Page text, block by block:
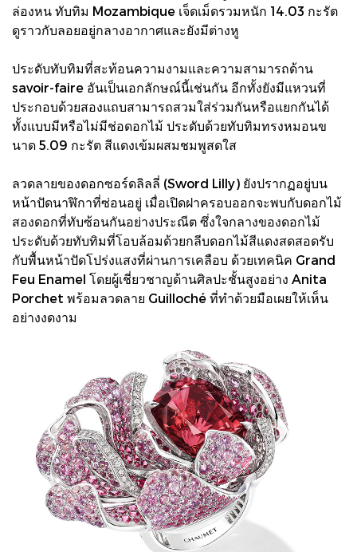
ล่องหน ทับทิม Mozambique เจ็ดเม็ดรวมหนัก 14.03 กะรัต
ดูราวกับลอยอยู่กลางอากาศและยังมีต่างหู
ประดับทับทิมที่สะท้อนความงามและความสามารถด้าน
savoir-faire อันเป็นเอกลักษณ์นี้เช่นกัน อีกทั้งยังมีแหวนที่
ประกอบด้วยสองแถบสามารถสวมใส่ร่วมกันหรือแยกกันได้
ทั้งแบบมีหรือไม่มีช่อดอกไม้ ประดับด้วยทับทิมทรงหมอนข
นาด 5.09 กะรัต สีแดงเข้มผสมชมพูสดใส
ลวดลายของดอกซอร์ดลิลลี่ (Sword Lilly) ยังปรากฏอยู่บน
หน้าปัดนาฬิกาที่ซ่อนอยู่ เมื่อเปิดฝาครอบออกจะพบกับดอกไม้
สองดอกที่ทับซ้อนกันอย่างประณีต ซึ่งใจกลางของดอกไม้
ประดับด้วยทับทิมที่โอบล้อมด้วยกลีบดอกไม้สีแดงสดสอดรับ
กับพื้นหน้าปัดโปร่งแสงที่ผ่านการเคลือบ ด้วยเทคนิค Grand
Feu Enamel โดยผู้เชี่ยวชาญด้านศิลปะชั้นสูงอย่าง Anita
Porchet พร้อมลวดลาย Guilloché ที่ทำด้วยมือเผยให้เห็น
อย่างงดงาม